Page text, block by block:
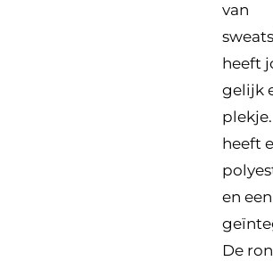
van
heeft
gelijk
heeft
en
De